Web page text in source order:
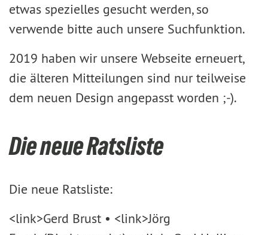
etwas spezielles gesucht werden, so
verwende bitte auch unsere Suchfunktion.
2019 haben wir unsere Webseite erneuert,
die älteren Mitteilungen sind nur teilweise
dem neuen Design angepasst worden ;-).
Die neue Ratsliste
Die neue Ratsliste:
<link>Gerd Brust • <link>Jörg